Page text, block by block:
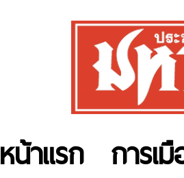
หน้าแรก การเ